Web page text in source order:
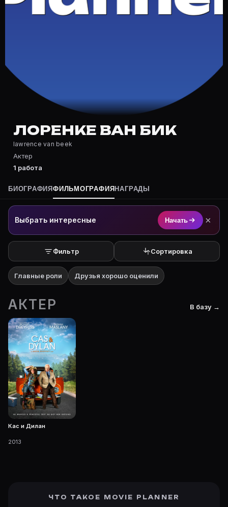
Частые вопросы о Лоренке Ван
Полный список — на Movie Planner: https://movie-
Кто такой(ая) Лоренке Ван Бик?
Лоренке Ван Бик — Актер. Биография и роли на
Где открыть фильмографию Лоренке Ван Бик?
На Movie Planner: https://movie-planner.ru/s/
ЛОРЕНКЕ ВАН БИК
lawrence van beek
Актер
1 работа
БИОГРАФИЯФИЛЬМОГРАФИЯ НАГРАДЫ
Выбрать интересные Начать ×
Фильтр Сортировка
Главные роли Друзья хорошо оценили
АКТЕР В базу →
Кас и Дилан
2013
ЧТО ТАКОЕ MOVIE PLANNER